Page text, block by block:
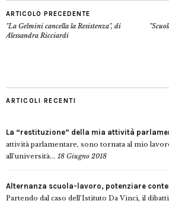
ARTICOLO PRECEDENTE
"La Gelmini cancella la Resistenza", di
Alessandra Ricciardi
ARTICOLI RECENTI
La “restituzione” della mia attività
attività parlamentare, sono tornata al mio
all’università... 18 Giugno 2018
Alternanza scuola-lavoro, potenziare
Partendo dal caso dell’Istituto Da Vinci, il